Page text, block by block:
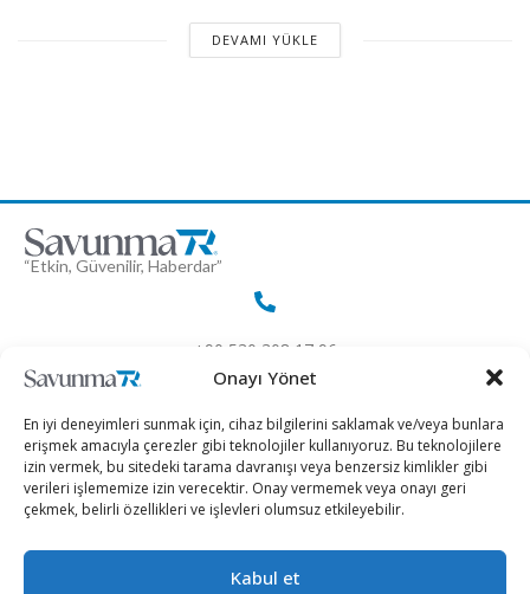
Onayı Yönet
En iyi deneyimleri sunmak için, cihaz bilgilerini saklamak ve/veya bunlara
erişmek amacıyla çerezler gibi teknolojiler kullanıyoruz. Bu teknolojilere
izin vermek, bu sitedeki tarama davranışı veya benzersiz kimlikler gibi
verileri işlememize izin verecektir. Onay vermemek veya onayı geri
çekmek, belirli özellikleri ve işlevleri olumsuz etkileyebilir.
Kabul et
DEVAMI YÜKLE
“Etkin, Güvenilir, Haberdar”
+90 530 308 17 96
iletisim@savunmatr.com
Kategoriler